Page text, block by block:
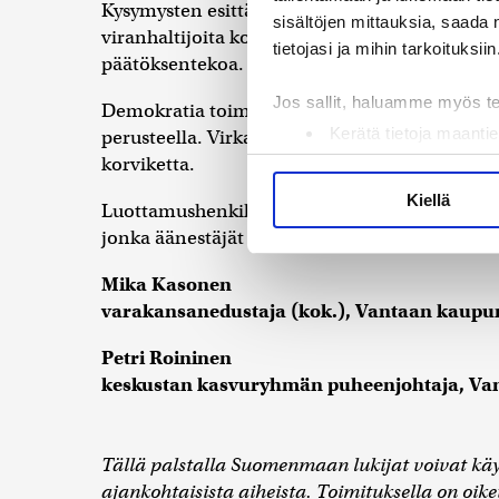
sisältöjen mittauksia, saada
tietojasi ja mihin tarkoituksiin.
Jos sallit, haluamme myös
Kerätä tietoja
Tunnistaa laitteesi
Lue lisää siitä, miten
Käytämme evästeitä
ja kävijämäärämme
kumppaneillemme tietoja
Kiellä
Kysymysten esittäminen, vaihtoehtojen
viranhaltijoita kohtaan. Päinvastoin, ne ovat
päätöksentekoa.
Demokratia toimii vain silloin, kun vaaleilla
perusteella. Virkavalmistelu on tärkeä
korviketta.
Luottamushenkilön tehtävä ei ole toimia
jonka äänestäjät ovat hänelle antaneet.
Mika Kasonen
varakansanedustaja (kok.), Vantaan
Petri Roininen
keskustan kasvuryhmän puheenjohtaja,
Tällä palstalla Suomenmaan lukijat voivat
ajankohtaisista aiheista. Toimituksella on